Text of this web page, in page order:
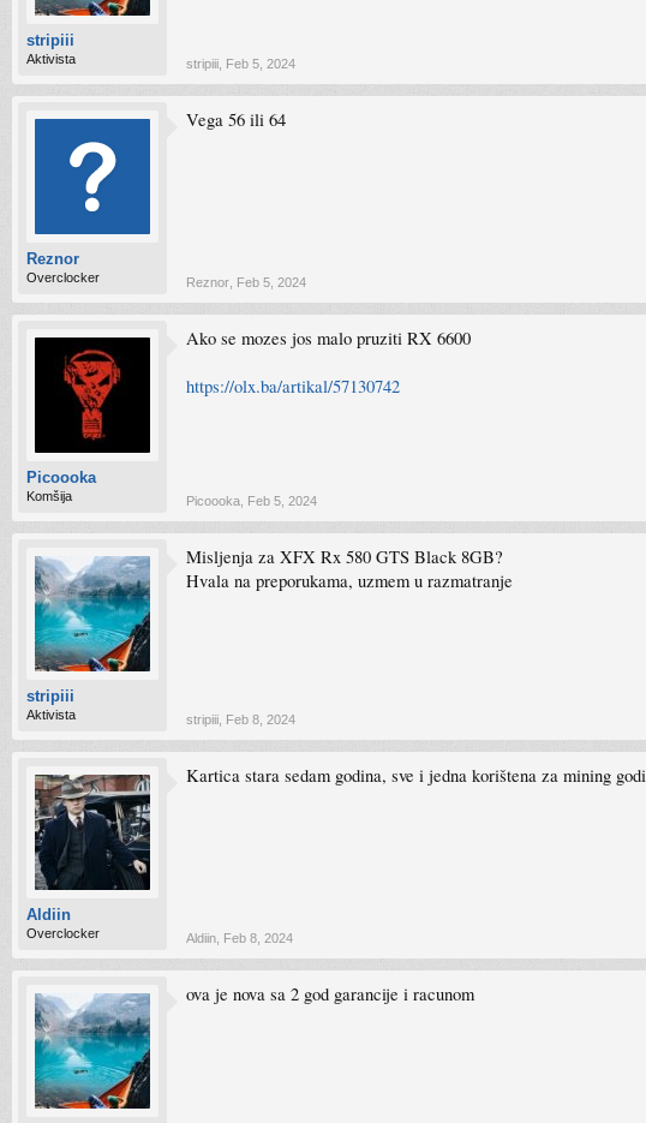
stripiii
Aktivista stripiii Feb 5, 2024
Reznor
Overclocker
Vega 56 ili 64
Reznor Feb 5, 2024
Picoooka
Komšija
Ako se mozes jos malo pruziti RX 6600
https://olx.ba/artikal/57130742
Picoooka Feb 5, 2024
stripiii
Aktivista
Misljenja za XFX Rx 580 GTS Black 8GB?
Hvala na preporukama, uzmem u razmatranje
stripiii Feb 8, 2024
Aldiin
Overclocker
Kartica stara sedam godina, sve i jedna korištena za mining
Aldiin Feb 8, 2024
ova je nova sa 2 god garancije i racunom